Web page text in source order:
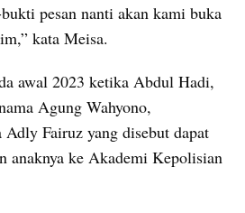
pesan nanti akan kami buka
kata Meisa.
awal 2023 ketika Abdul Hadi,
Agung Wahyono,
Adly Fairuz yang disebut dapat
anaknya ke Akademi Kepolisian